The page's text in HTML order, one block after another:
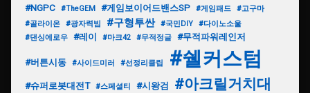
#NGPC #TheGEM #게임보이어드밴스SP #게임패드
#고구마
#골라이온
#광자력빔 #구형투싼 #국민DIY
#다이노소울
#댄싱에로우
#레이 #마크42 #무적정글 #무적파워레인저
#버튼시동 #사이드미러 #선정리클립 #쉘커스텀
#슈퍼로봇대전T #스페셜티 #시왕검 #아크릴거치대